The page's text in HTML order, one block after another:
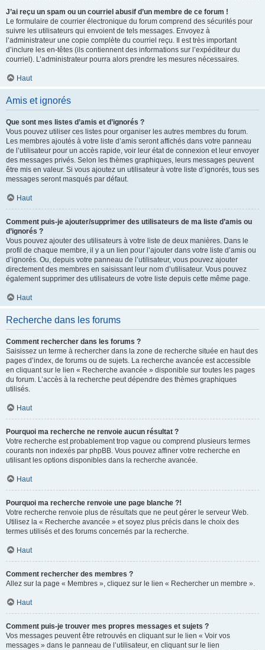
J’ai reçu un spam ou un courriel abusif d’un membre de ce forum !
Le formulaire de courrier électronique du forum comprend des sécurités pour
suivre les utilisateurs qui envoient de tels messages. Envoyez à
l’administrateur une copie complète du courriel reçu. Il est très important
d’inclure les en-têtes (ils contiennent des informations sur l’expéditeur du
courriel). L’administrateur pourra alors prendre les mesures nécessaires.
Haut
Amis et ignorés
Que sont mes listes d’amis et d’ignorés ?
Vous pouvez utiliser ces listes pour organiser les autres membres du forum.
Les membres ajoutés à votre liste d’amis seront affichés dans votre panneau
de l’utilisateur pour un accès rapide, voir leur état de connexion et leur envoyer
des messages privés. Selon les thèmes graphiques, leurs messages peuvent
être mis en valeur. Si vous ajoutez un utilisateur à votre liste d’ignorés, tous ses
messages seront masqués par défaut.
Haut
Comment puis-je ajouter/supprimer des utilisateurs de ma liste d’amis ou
d’ignorés ?
Vous pouvez ajouter des utilisateurs à votre liste de deux manières. Dans le
profil de chaque membre, il y a un lien pour l’ajouter dans votre liste d’amis ou
d’ignorés. Ou, depuis votre panneau de l’utilisateur, vous pouvez ajouter
directement des membres en saisissant leur nom d’utilisateur. Vous pouvez
également supprimer des utilisateurs de votre liste depuis cette même page.
Haut
Recherche dans les forums
Comment rechercher dans les forums ?
Saisissez un terme à rechercher dans la zone de recherche située en haut des
pages d’index, de forums ou de sujets. La recherche avancée est accessible
en cliquant sur le lien « Recherche avancée » disponible sur toutes les pages
du forum. L’accès à la recherche peut dépendre des thèmes graphiques
utilisés.
Haut
Pourquoi ma recherche ne renvoie aucun résultat ?
Votre recherche est probablement trop vague ou comprend plusieurs termes
courants non indexés par phpBB. Vous pouvez affiner votre recherche en
utilisant les options disponibles dans la recherche avancée.
Haut
Pourquoi ma recherche renvoie une page blanche ?!
Votre recherche renvoie plus de résultats que ne peut gérer le serveur Web.
Utilisez la « Recherche avancée » et soyez plus précis dans le choix des
termes utilisés et des forums concernés par la recherche.
Haut
Comment rechercher des membres ?
Allez sur la page « Membres », cliquez sur le lien « Rechercher un membre ».
Haut
Comment puis-je trouver mes propres messages et sujets ?
Vos messages peuvent être retrouvés en cliquant sur le lien « Voir vos
messages » dans le panneau de l’utilisateur, en cliquant sur le lien